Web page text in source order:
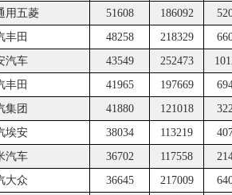
用五菱 51608 186092
丰田 48258 218329
汽车 43549 252473
丰田 41965 197669
集团 41880 121018
埃安 38034 113219
汽车 36702 117558
大众 36645 217009